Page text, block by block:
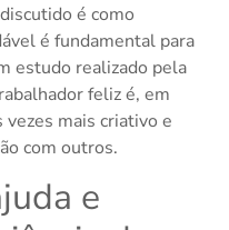
é como
é fundamental para
estudo realizado pela
feliz é, em
mais criativo e
com outros.
e